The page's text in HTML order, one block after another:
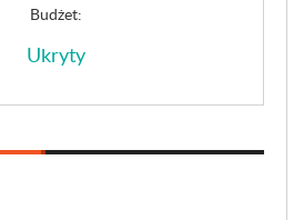
Budżet:
Ukryty